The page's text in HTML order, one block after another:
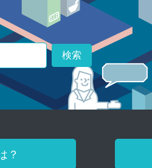
検索
？